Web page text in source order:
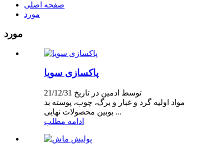
صفحه اصلی
مورد
مورد
پاکسازی سویا
توسط ادمین در تاریخ 21/12/31
مواد اولیه گرد و غبار و برگ، چوب، پوسته بد
بوبین محصولات نهایی ...
ادامه مطلب